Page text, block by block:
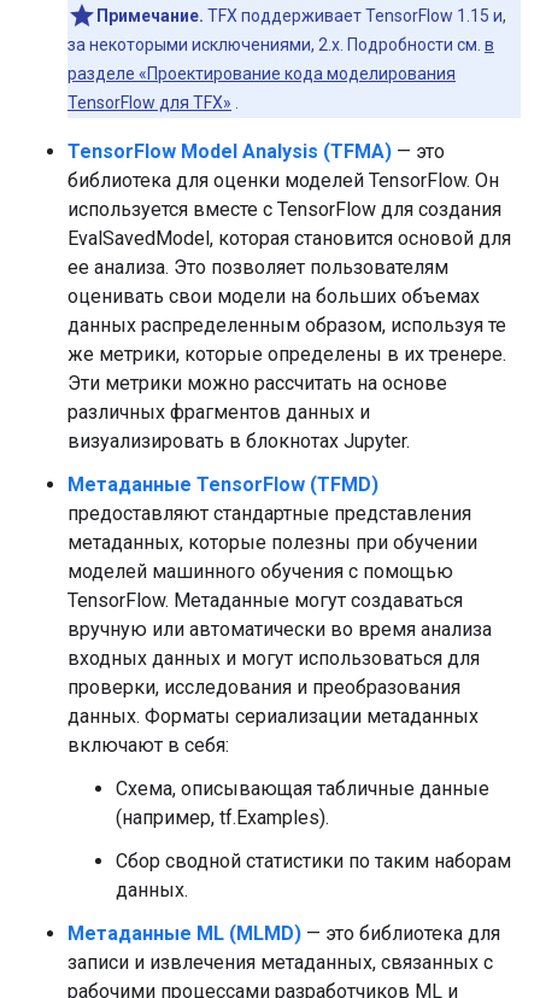
Примечание. TFX поддерживает TensorFlow 1.15 и,
за некоторыми исключениями, 2.x. Подробности см. в
разделе «Проектирование кода моделирования
TensorFlow для TFX»
TensorFlow Model Analysis (TFMA) — это
библиотека для оценки моделей TensorFlow. Он
используется вместе с TensorFlow для создания
EvalSavedModel, которая становится основой для
ее анализа. Это позволяет пользователям
оценивать свои модели на больших объемах
данных распределенным образом, используя те
же метрики, которые определены в их тренере.
Эти метрики можно рассчитать на основе
различных фрагментов данных и
визуализировать в блокнотах Jupyter.
Метаданные TensorFlow (TFMD)
предоставляют стандартные представления
метаданных, которые полезны при обучении
моделей машинного обучения с помощью
TensorFlow. Метаданные могут создаваться
вручную или автоматически во время анализа
входных данных и могут использоваться для
проверки, исследования и преобразования
данных. Форматы сериализации метаданных
включают в себя:
Схема, описывающая табличные данные
(например, tf.Examples).
Сбор сводной статистики по таким наборам
данных.
Метаданные ML (MLMD) — это библиотека для
записи и извлечения метаданных, связанных с
рабочими процессами разработчиков ML и